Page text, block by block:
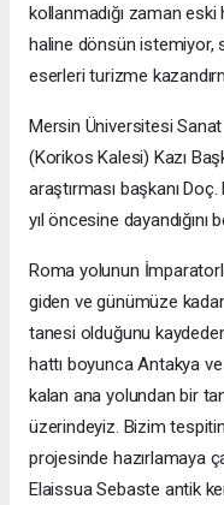
kollanmadığı zaman
haline dönsün istemiyor,
eserleri turizme
Mersin Üniversitesi
(Korikos Kalesi) Kazı
araştırması başkanı Doç.
yıl öncesine dayandığını
Roma yolunun
giden ve günümüze
tanesi olduğunu
hattı boyunca Antakya
kalan ana yolundan bir
üzerindeyiz. Bizim
projesinde hazırlamaya
Elaissua Sebaste antik